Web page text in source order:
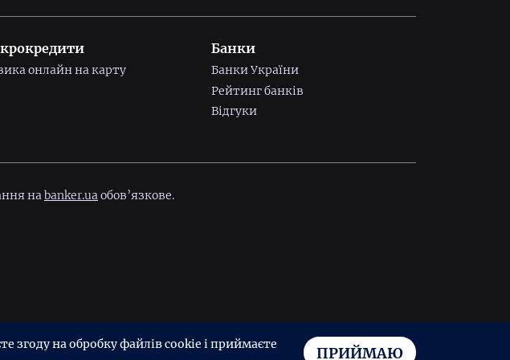
онлайн на карту
Банки
Банки України
Рейтинг банків
Відгуки
на banker.ua обов’язкове.
ПРИЙМАЮ
на обробку файлів cookie і приймаєте